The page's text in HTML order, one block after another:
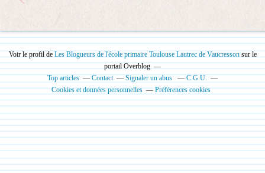
Voir le profil de Les Blogueurs de l'école primaire Toulouse Lautrec de Vaucressonsur le
portail Overblog
Top articles
Contact Signaler un abus
C.G.U.
Cookies et données personnelles
Préférences cookies